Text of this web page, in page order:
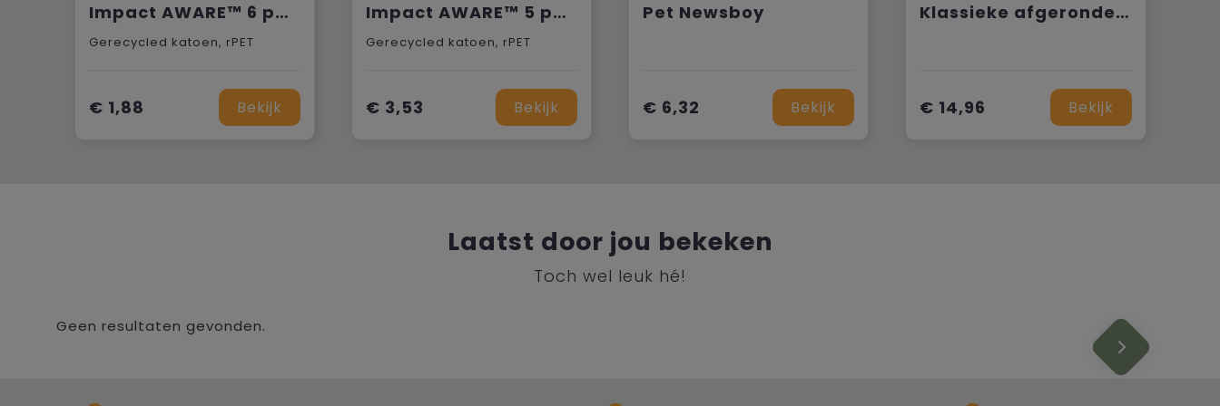
Impact AWARE™ 6 panel 280gr recycled katoen cap met bies
Gerecycled katoen, rPET
€ 1,88 Bekijk
Impact AWARE™ 5 panel recycled katoenen truckercap
Gerecycled katoen, rPET
€ 3,53 Bekijk
Pet Newsboy
€ 6,32 Bekijk
Klassieke afgeronde Snapbackpet
€ 14,96 Bekijk
Laatst door jou bekeken
Toch wel leuk hé!
Geen resultaten gevonden.